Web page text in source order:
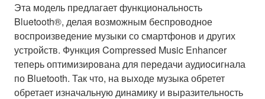
Эта модель предлагает функциональность
Bluetooth®, делая возможным беспроводное
воспроизведение музыки со смартфонов и других
устройств. Функция Compressed Music Enhancer
теперь оптимизирована для передачи аудиосигнала
по Bluetooth. Так что, на выходе музыка обретет
обретает изначальную динамику и выразительность